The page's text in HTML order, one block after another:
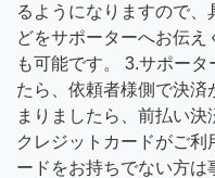
るようになりますので
どをサポーターへお伝
も可能です。 3.サポー
たら、依頼者様側で決
まりましたら、前払い決
クレジットカードがご利
ードをお持ちでない方は